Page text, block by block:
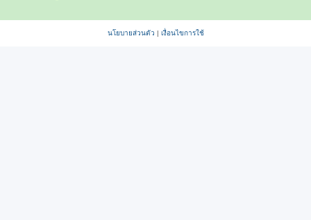
นโยบายส่วนตัว | เงื่อนไขการใช้